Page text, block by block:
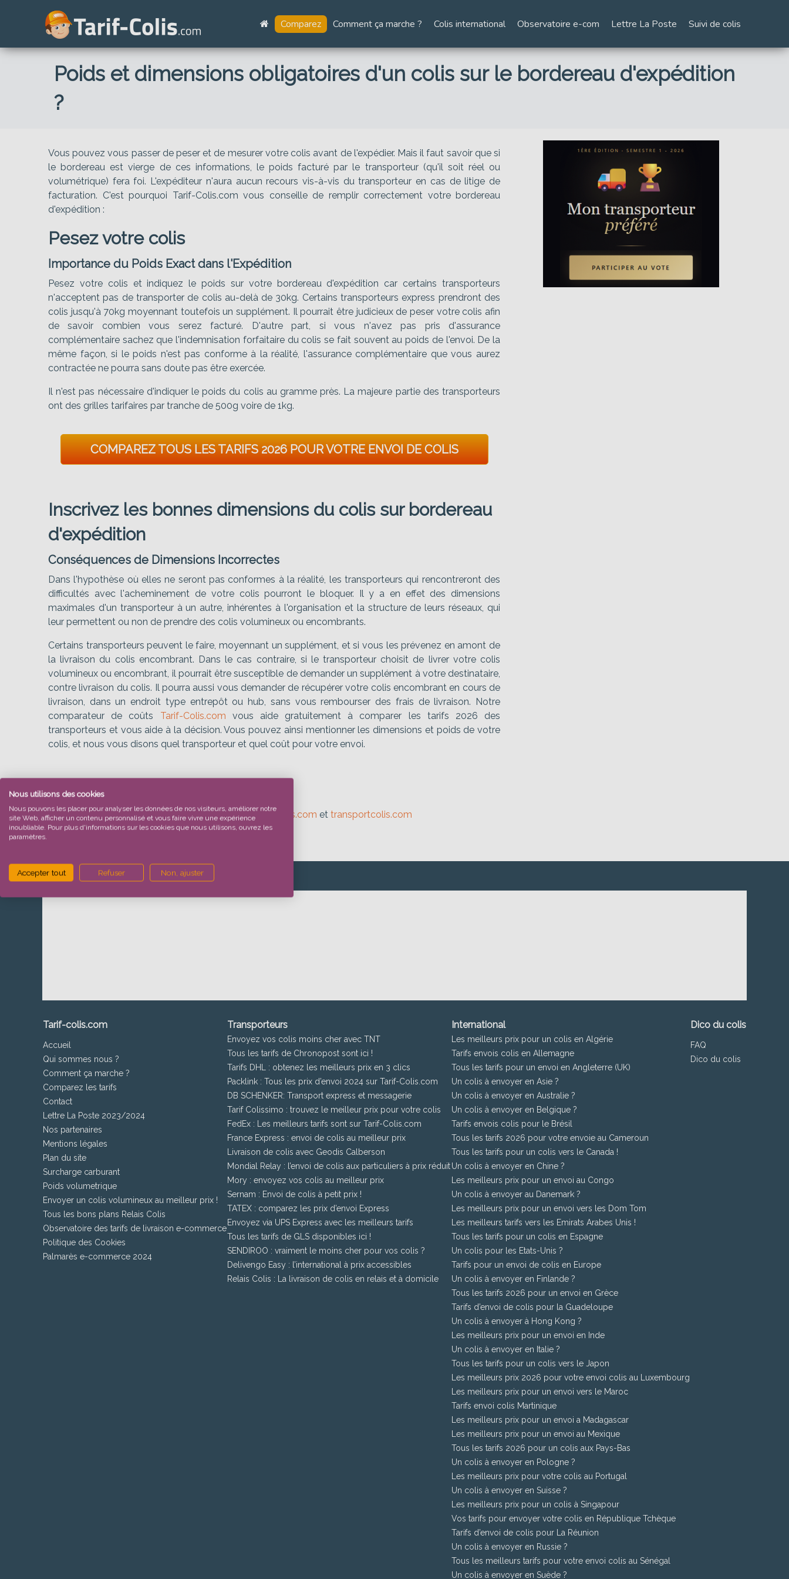
Comparez Comment ça marche ? Colis international Observatoire e-com Lettre La Poste Suivi de colis
Poids et dimensions obligatoires d'un colis sur le bordereau d'expédition
?
Vous pouvez vous passer de peser et de mesurer votre colis avant de l'expédier. Mais il faut savoir que si
le bordereau est vierge de ces informations, le poids facturé par le transporteur (qu'il soit réel ou
volumétrique) fera foi. L'expéditeur n'aura aucun recours vis-à-vis du transporteur en cas de litige de
facturation. C'est pourquoi Tarif-Colis.com vous conseille de remplir correctement votre bordereau
d'expédition :
Pesez votre colis
Importance du Poids Exact dans l'Expédition
Pesez votre colis et indiquez le poids sur votre bordereau d'expédition car certains transporteurs
n'acceptent pas de transporter de colis au-delà de 30kg. Certains transporteurs express prendront des
colis jusqu'à 70kg moyennant toutefois un supplément. Il pourrait être judicieux de peser votre colis afin
de savoir combien vous serez facturé. D'autre part, si vous n'avez pas pris d'assurance
complémentaire sachez que l'indemnisation forfaitaire du colis se fait souvent au poids de l'envoi. De la
même façon, si le poids n'est pas conforme à la réalité, l'assurance complémentaire que vous aurez
contractée ne pourra sans doute pas être exercée.
Il n'est pas nécessaire d'indiquer le poids du colis au gramme près. La majeure partie des transporteurs
ont des grilles tarifaires par tranche de 500g voire de 1kg.
COMPAREZ TOUS LES TARIFS 2026 POUR VOTRE ENVOI DE COLIS
Inscrivez les bonnes dimensions du colis sur bordereau
d'expédition
Conséquences de Dimensions Incorrectes
Dans l'hypothèse où elles ne seront pas conformes à la réalité, les transporteurs qui rencontreront des
difficultés avec l'acheminement de votre colis pourront le bloquer. Il y a en effet des dimensions
maximales d'un transporteur à un autre, inhérentes à l'organisation et la structure de leurs réseaux, qui
leur permettent ou non de prendre des colis volumineux ou encombrants.
Certains transporteurs peuvent le faire, moyennant un supplément, et si vous les prévenez en amont de
la livraison du colis encombrant. Dans le cas contraire, si le transporteur choisit de livrer votre colis
volumineux ou encombrant, il pourrait être susceptible de demander un supplément à votre destinataire,
contre livraison du colis. Il pourra aussi vous demander de récupérer votre colis encombrant en cours de
livraison, dans un endroit type entrepôt ou hub, sans vous rembourser des frais de livraison. Notre
comparateur de coûts Tarif-Colis.com vous aide gratuitement à comparer les tarifs 2026 des
transporteurs et vous aide à la décision. Vous pouvez ainsi mentionner les dimensions et poids de votre
colis, et nous vous disons quel transporteur et quel coût pour votre envoi.
Pour plus d'infos sur le monde du transport,envoiexpress.com et transportcolis.com
Tarif-colis.com
Accueil
Qui sommes nous ?
Comment ça marche ?
Comparez les tarifs
Contact
Lettre La Poste 2023/2024
Nos partenaires
Mentions légales
Plan du site
Surcharge carburant
Poids volumetrique
Envoyer un colis volumineux au meilleur prix !
Tous les bons plans Relais Colis
Observatoire des tarifs de livraison e-commerce
Politique des Cookies
Palmarès e-commerce 2024
Transporteurs
Envoyez vos colis moins cher avec TNT
Tous les tarifs de Chronopost sont ici !
Tarifs DHL : obtenez les meilleurs prix en 3 clics
Packlink : Tous les prix d’envoi 2024 sur Tarif-Colis.com
DB SCHENKER: Transport express et messagerie
Tarif Colissimo : trouvez le meilleur prix pour votre colis
FedEx : Les meilleurs tarifs sont sur Tarif-Colis.com
France Express : envoi de colis au meilleur prix
Livraison de colis avec Geodis Calberson
Mondial Relay : l’envoi de colis aux particuliers à prix réduit
Mory : envoyez vos colis au meilleur prix
Sernam : Envoi de colis à petit prix !
TATEX : comparez les prix d’envoi Express
Envoyez via UPS Express avec les meilleurs tarifs
Tous les tarifs de GLS disponibles ici !
SENDIROO : vraiment le moins cher pour vos colis ?
Delivengo Easy : l’international à prix accessibles
Relais Colis : La livraison de colis en relais et à domicile
International
Les meilleurs prix pour un colis en Algérie
Tarifs envois colis en Allemagne
Tous les tarifs pour un envoi en Angleterre (UK)
Un colis à envoyer en Asie ?
Un colis à envoyer en Australie ?
Un colis à envoyer en Belgique ?
Tarifs envois colis pour le Brésil
Tous les tarifs 2026 pour votre envoie au Cameroun
Tous les tarifs pour un colis vers le Canada !
Un colis à envoyer en Chine ?
Les meilleurs prix pour un envoi au Congo
Un colis à envoyer au Danemark ?
Les meilleurs prix pour un envoi vers les Dom Tom
Les meilleurs tarifs vers les Emirats Arabes Unis !
Tous les tarifs pour un colis en Espagne
Un colis pour les Etats-Unis ?
Tarifs pour un envoi de colis en Europe
Un colis à envoyer en Finlande ?
Tous les tarifs 2026 pour un envoi en Grèce
Tarifs d’envoi de colis pour la Guadeloupe
Un colis à envoyer à Hong Kong ?
Les meilleurs prix pour un envoi en Inde
Un colis à envoyer en Italie ?
Tous les tarifs pour un colis vers le Japon
Les meilleurs prix 2026 pour votre envoi colis au Luxembourg
Les meilleurs prix pour un envoi vers le Maroc
Tarifs envoi colis Martinique
Les meilleurs prix pour un envoi a Madagascar
Les meilleurs prix pour un envoi au Mexique
Tous les tarifs 2026 pour un colis aux Pays-Bas
Un colis à envoyer en Pologne ?
Les meilleurs prix pour votre colis au Portugal
Un colis à envoyer en Suisse ?
Les meilleurs prix pour un colis à Singapour
Vos tarifs pour envoyer votre colis en République Tchèque
Tarifs d’envoi de colis pour La Réunion
Un colis à envoyer en Russie ?
Tous les meilleurs tarifs pour votre envoi colis au Sénégal
Un colis à envoyer en Suède ?
Dico du colis
FAQ
Dico du colis
Nous utilisons des cookies
Nous pouvons les placer pour analyser les données de nos visiteurs, améliorer notre
site Web, afficher un contenu personnalisé et vous faire vivre une expérience
inoubliable. Pour plus d'informations sur les cookies que nous utilisons, ouvrez les
paramètres.
Accepter tout Refuser Non, ajuster